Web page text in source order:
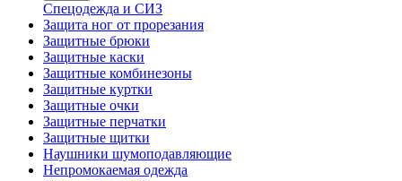
Спецодежда и СИЗ
Защита ног от прорезания
Защитные брюки
Защитные каски
Защитные комбинезоны
Защитные куртки
Защитные очки
Защитные перчатки
Защитные щитки
Наушники шумоподавляющие
Непромокаемая одежда